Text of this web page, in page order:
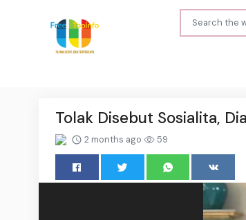
Tolak Disebut Sosialita,
2 months ago 59